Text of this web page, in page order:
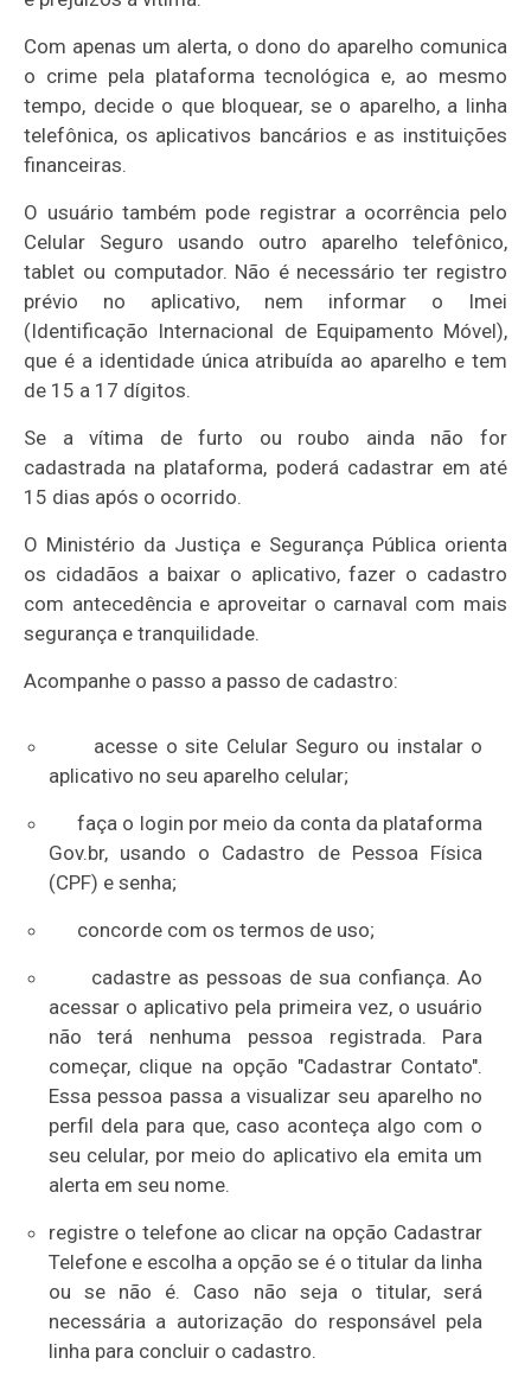
Com apenas um alerta, o dono do aparelho comunica
o crime pela plataforma tecnológica e, ao mesmo
tempo, decide o que bloquear, se o aparelho, a linha
telefônica, os aplicativos bancários e as instituições
financeiras.
O usuário também pode registrar a ocorrência pelo
Celular Seguro usando outro aparelho telefônico,
tablet ou computador. Não é necessário ter registro
prévio no aplicativo, nem informar o Imei
(Identificação Internacional de Equipamento Móvel),
que é a identidade única atribuída ao aparelho e tem
de 15 a 17 dígitos. ​​
Se a vítima de furto ou roubo ainda não for
cadastrada na plataforma, poderá cadastrar em até
15 dias após o ocorrido.​
O Ministério da Justiça e Segurança Pública orienta
os cidadãos a baixar o aplicativo, fazer o cadastro
com antecedência e aproveitar o carnaval com mais
segurança e tranquilidade.
Acompanhe o passo a passo de cadastro:
acesse o site Celular Seguro ou instalar o
aplicativo no seu aparelho celular;
faça o login por meio da conta da plataforma
Gov.br, usando o Cadastro de Pessoa Física
(CPF) e senha;
concorde com os termos de uso;
cadastre as pessoas de sua confiança. Ao
acessar o aplicativo pela primeira vez, o usuário
não terá nenhuma pessoa registrada. Para
começar, clique na opção "Cadastrar Contato".
Essa pessoa passa a visualizar seu aparelho no
perfil dela para que, caso aconteça algo com o
seu celular, por meio do aplicativo ela emita um
alerta em seu nome.
registre o telefone ao clicar na opção Cadastrar
Telefone e escolha a opção se é o titular da linha
ou se não é. Caso não seja o titular, será
necessária a autorização do responsável pela
linha para concluir o cadastro.